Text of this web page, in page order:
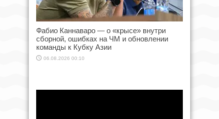
Фабио Каннаваро — о «крысе» внутри
сборной, ошибках на ЧМ и обновлении
команды к Кубку Азии
06.08.2026 00:10